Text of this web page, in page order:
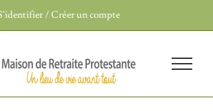
/ Créer un compte